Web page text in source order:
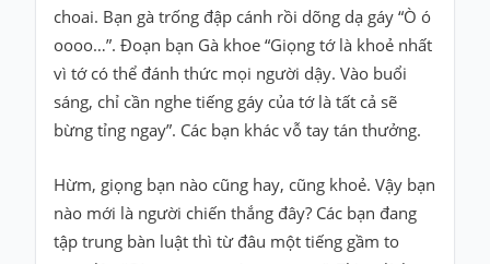
choai. Bạn gà trống đập cánh rồi dõng dạ gáy “Ò ó
oooo…”. Đoạn bạn Gà khoe “Giọng tớ là khoẻ nhất
vì tớ có thể đánh thức mọi người dậy. Vào buổi
sáng, chỉ cần nghe tiếng gáy của tớ là tất cả sẽ
bừng tỉng ngay”. Các bạn khác vỗ tay tán thưởng.
Hừm, giọng bạn nào cũng hay, cũng khoẻ. Vậy bạn
nào mới là người chiến thắng đây? Các bạn đang
tập trung bàn luật thì từ đâu một tiếng gầm to